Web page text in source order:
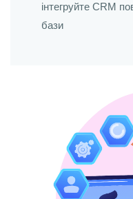
інтегруйте CRM
бази